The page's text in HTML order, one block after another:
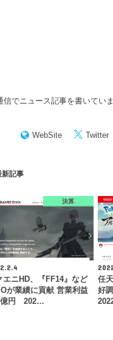
信でニュース記事を書いてい
WebSite Twitter
新記事
決算
エニHD、『FF14』など
が業績に貢献 営業利益
億円 202…
任
好